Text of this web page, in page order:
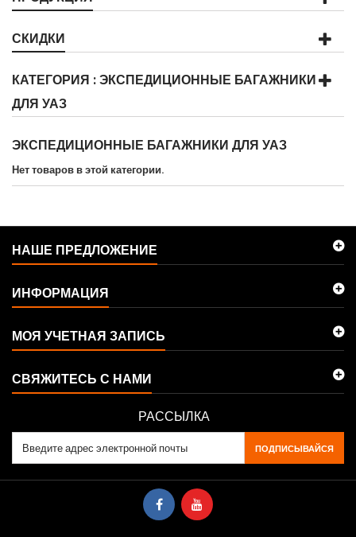
СКИДКИ
КАТЕГОРИЯ : ЭКСПЕДИЦИОННЫЕ БАГАЖНИКИ
ДЛЯ УАЗ
ЭКСПЕДИЦИОННЫЕ БАГАЖНИКИ ДЛЯ УАЗ
Нет товаров в этой категории.
НАШЕ ПРЕДЛОЖЕНИЕ
ИНФОРМАЦИЯ
МОЯ УЧЕТНАЯ ЗАПИСЬ
СВЯЖИТЕСЬ С НАМИ
РАССЫЛКА
ПОДПИСЫВАЙСЯ